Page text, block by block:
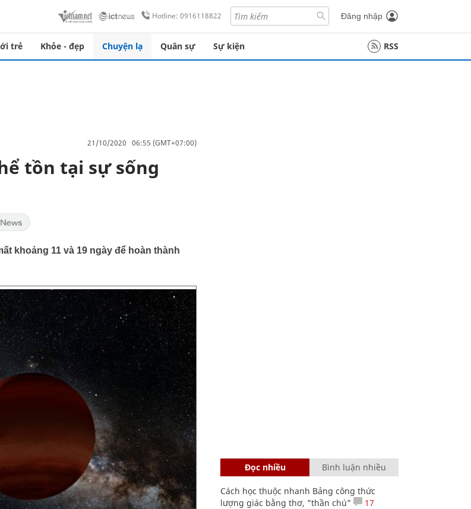
Hotline: 0916118822 Đăng nhập
trẻ Khỏe - đẹp Chuyện lạ Quân sự Sự kiện RSS
21/10/2020 06:55 (GMT+07:00)
tồn tại sự sống
khoảng 11 và 19 ngày để hoàn thành
Đọc nhiều Bình luận nhiều
Cách học thuộc nhanh Bảng công thức
lượng giác bằng thơ, "thần chú"
17